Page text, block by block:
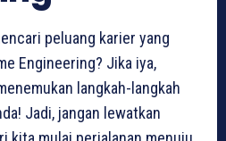
peluang karier yang
Engineering? Jika iya,
langkah-langkah
Jadi, jangan lewatkan